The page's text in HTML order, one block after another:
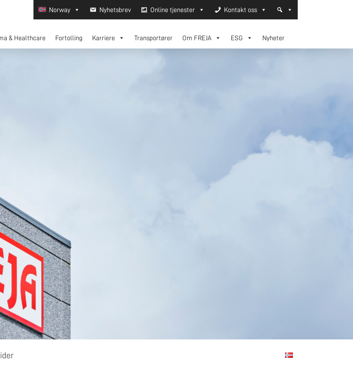
Norway Nyhetsbrev Online tjenester Kontakt oss
& Healthcare Fortolling Karriere Transportører Om FREJA ESG Nyheter